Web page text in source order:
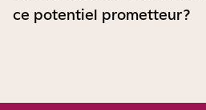
ce potentiel prometteur ?